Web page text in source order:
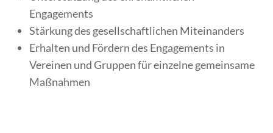
Engagements
Stärkung des gesellschaftlichen Miteinanders
Erhalten und Fördern des Engagements in
Vereinen und Gruppen für einzelne gemeinsame
Maßnahmen